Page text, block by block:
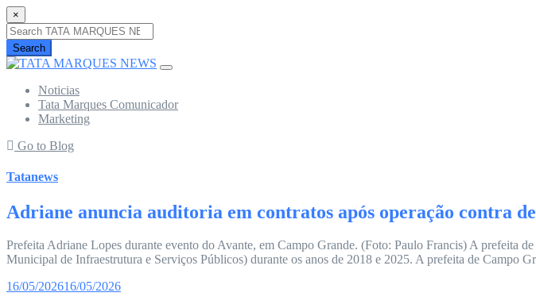
×
Search
Noticias
Tata Marques Comunicador
Marketing
Go to Blog
Tatanews
Adriane anuncia auditoria em contratos após operação contra
Prefeita Adriane Lopes durante evento do Avante, em Campo Grande. (Foto: Paulo Francis) A prefeita
Municipal de Infraestrutura e Serviços Públicos) durante os anos de 2018 e 2025. A prefeita de Campo
16/05/202616/05/2026